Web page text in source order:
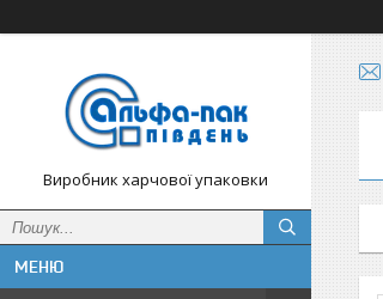
Виробник харчової упаковки